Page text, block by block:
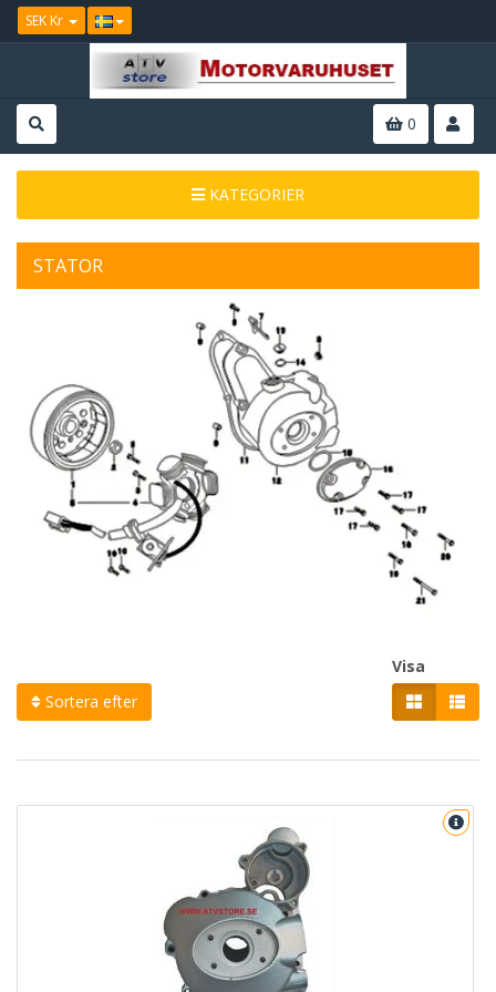
SEK Kr
0
KATEGORIER
STATOR
Sortera efter
Visa